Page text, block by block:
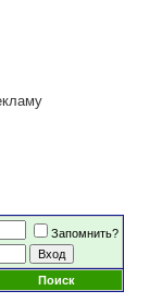
Запомнить?
Поиск